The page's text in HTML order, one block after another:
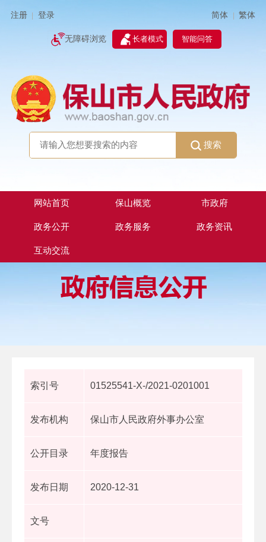
注册 登录 简体 | 繁体
无障碍浏览 长者模式 智能问答
搜索
网站首页 保山概览 市政府
政务公开 政务服务 政务资讯
互动交流
索引号 01525541-X-/2021-0201001
发布机构 保山市人民政府外事办公室
公开目录 年度报告
发布日期 2020-12-31
文号